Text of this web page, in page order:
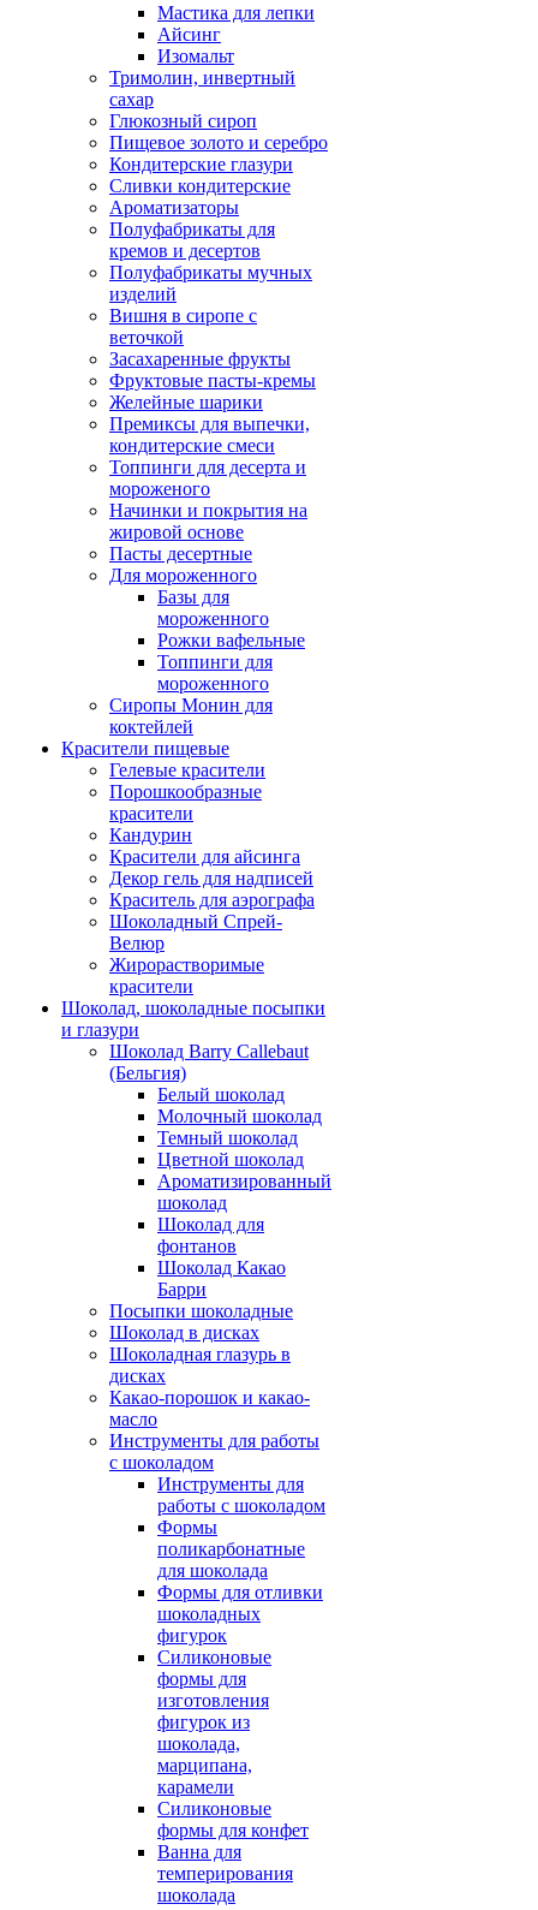
Мастика для лепки
Айсинг
Изомальт
Тримолин, инвертный
сахар
Глюкозный сироп
Пищевое золото и серебро
Кондитерские глазури
Сливки кондитерские
Ароматизаторы
Полуфабрикаты для
кремов и десертов
Полуфабрикаты мучных
изделий
Вишня в сиропе с
веточкой
Засахаренные фрукты
Фруктовые пасты-кремы
Желейные шарики
Премиксы для выпечки,
кондитерские смеси
Топпинги для десерта и
мороженого
Начинки и покрытия на
жировой основе
Пасты десертные
Для мороженного
Базы для
мороженного
Рожки вафельные
Топпинги для
мороженного
Сиропы Монин для
коктейлей
Красители пищевые
Гелевые красители
Порошкообразные
красители
Кандурин
Красители для айсинга
Декор гель для надписей
Краситель для аэрографа
Шоколадный Спрей-
Велюр
Жирорастворимые
красители
Шоколад, шоколадные посыпки
и глазури
Шоколад Barry Callebaut
(Бельгия)
Белый шоколад
Молочный шоколад
Темный шоколад
Цветной шоколад
Ароматизированный
шоколад
Шоколад для
фонтанов
Шоколад Какао
Барри
Посыпки шоколадные
Шоколад в дисках
Шоколадная глазурь в
дисках
Какао-порошок и какао-
масло
Инструменты для работы
с шоколадом
Инструменты для
работы с шоколадом
Формы
поликарбонатные
для шоколада
Формы для отливки
шоколадных
фигурок
Силиконовые
формы для
изготовления
фигурок из
шоколада,
марципана,
карамели
Силиконовые
формы для конфет
Ванна для
темперирования
шоколада